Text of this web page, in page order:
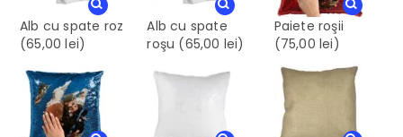
Alb cu spate roz
(65,00 lei)
Alb cu spate
roşu (65,00 lei)
Paiete roşii
(75,00 lei)